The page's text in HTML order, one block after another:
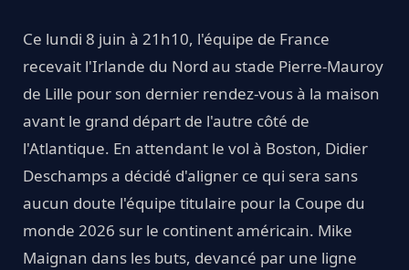
Ce lundi 8 juin à 21h10, l'équipe de France
recevait l'Irlande du Nord au stade Pierre-Mauroy
de Lille pour son dernier rendez-vous à la maison
avant le grand départ de l'autre côté de
l'Atlantique. En attendant le vol à Boston, Didier
Deschamps a décidé d'aligner ce qui sera sans
aucun doute l'équipe titulaire pour la Coupe du
monde 2026 sur le continent américain. Mike
Maignan dans les buts, devancé par une ligne